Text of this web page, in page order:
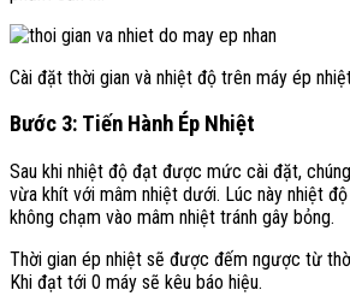
Cài đặt thời gian và nhiệt độ trên máy ép
Bước 3: Tiến Hành Ép Nhiệt
Sau khi nhiệt độ đạt được mức cài đặt,
vừa khít với mâm nhiệt dưới. Lúc này nhiệt
không chạm vào mâm nhiệt tránh gây bỏng.
Thời gian ép nhiệt sẽ được đếm ngược từ
Khi đạt tới 0 máy sẽ kêu báo hiệu.